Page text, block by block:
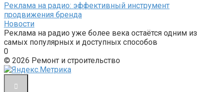
Реклама на радио: эффективный инструмент
продвижения бренда
Новости
Реклама на радио уже более века остаётся одним из
самых популярных и доступных способов
0
© 2026 Ремонт и строительство